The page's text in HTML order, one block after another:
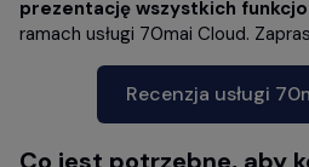
prezentację wszystkich
ramach usługi 70mai Cloud.
Recenzja usługi
Co jest potrzebne, aby